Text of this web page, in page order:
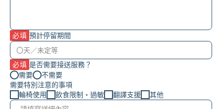
必填 預計停留期間
必填 是否需要接送服務？
需要
不需要
需要特別注意的事項
輪椅使用
飲食限制・過敏 翻譯支援 其他